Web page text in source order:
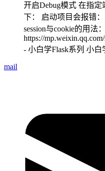
开启Debug模式 在指定
下： 启动项目会报错
session与cookie的用法：
https://
- 小白学Flask系列 小白
mail